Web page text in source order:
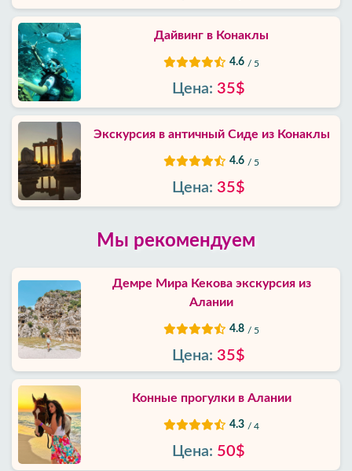
Дайвинг в Конаклы
4.6 / 5
Цена: 35$
Экскурсия в античный Сиде из Конаклы
4.6 / 5
Цена: 35$
Мы рекомендуем
Демре Мира Кекова экскурсия из
Алании
4.8 / 5
Цена: 35$
Конные прогулки в Алании
4.3 / 4
Цена: 50$